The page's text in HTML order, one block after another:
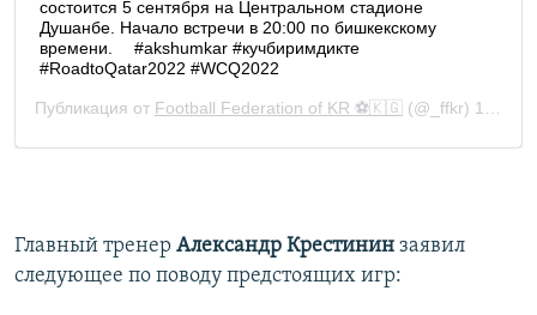
Главный тренер Александр Крестинин заявил
следующее по поводу предстоящих игр: